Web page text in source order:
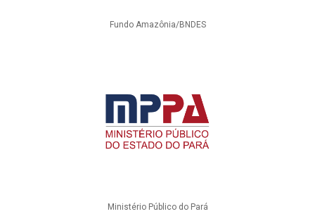
Fundo Amazônia/BNDES
Ministério Público do Pará